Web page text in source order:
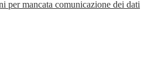
per mancata comunicazione dei dati